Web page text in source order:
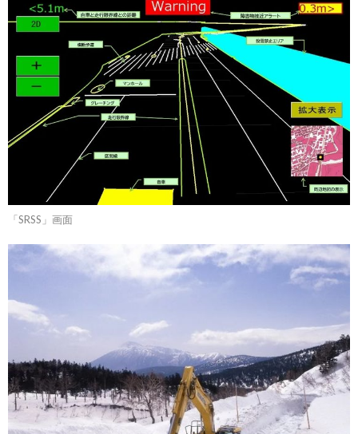
「SRSS」画面